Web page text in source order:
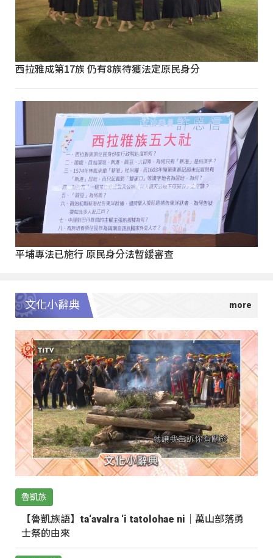
西拉雅成第17族 仍有8族待獲法定原民身分
平埔專法已施行 原民身分法暫緩審查
文化小辭典
魯凱族
【魯凱族語】ta‘avalra ‘i tatolohae ni｜萬山部落勇
士祭的由來